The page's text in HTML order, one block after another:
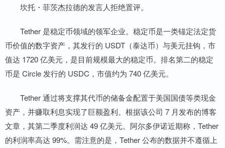
坎托・菲茨杰拉德的发言人拒绝置评。
Tether 是稳定币领域的领军企业。稳定币是一类锚定法定货
币价值的数字资产，其发行的 USDT（泰达币）与美元挂钩，市
值达 1720 亿美元，是目前规模最大的稳定币。排名第二的稳定
币是 Circle 发行的 USDC，市值约为 740 亿美元。
Tether 通过将支撑其代币的储备金配置于美国国债等类现金
资产，并赚取利息实现了巨额盈利。根据该公司 7 月发布的博客
文章，其第二季度利润达 49 亿美元。阿尔多伊诺近期称，Tether
的利润率高达 99%。需注意的是，Tether 公布的数据并不遵循上